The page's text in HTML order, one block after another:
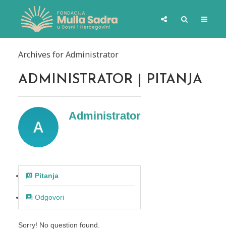
Archives for Administrator
ADMINISTRATOR | PITANJA
Administrator
Pitanja
Odgovori
Sorry! No question found.